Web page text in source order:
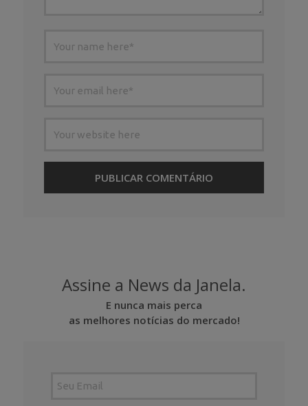
Assine a News da Janela.
E nunca mais perca
as melhores notícias do mercado!